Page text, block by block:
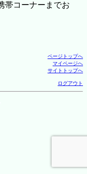
帯コーナーまでお
ページトップへ
マイページへ
サイトトップへ
ログアウト